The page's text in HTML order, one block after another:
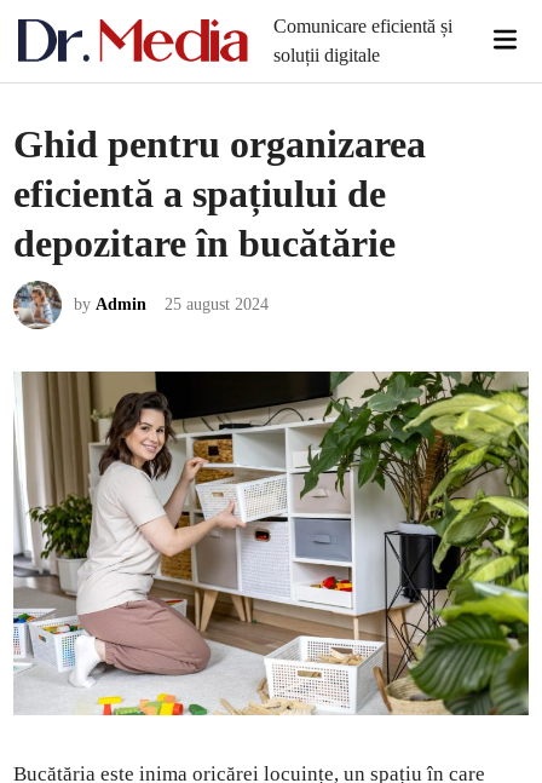
Comunicare eficientă și
soluții digitale
Ghid pentru organizarea
eficientă a spațiului de
depozitare în bucătărie
byAdmin 25 august 2024
Bucătăria este inima oricărei locuințe, un spațiu în care